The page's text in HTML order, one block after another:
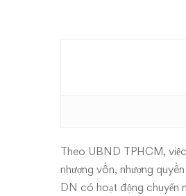
Theo UBND TPHCM,
nhượng vốn, nhượng
DN có hoạt động chuyển